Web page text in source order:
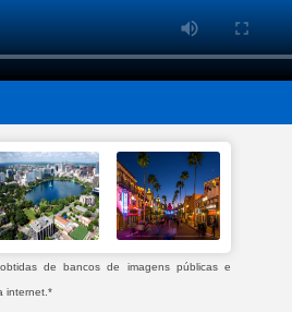
de bancos de imagens públicas e
internet.*